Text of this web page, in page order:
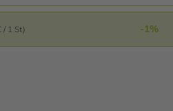
/ 1 St) -1%